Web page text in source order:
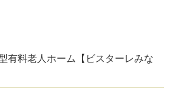
料老人ホーム【ビスターレみな